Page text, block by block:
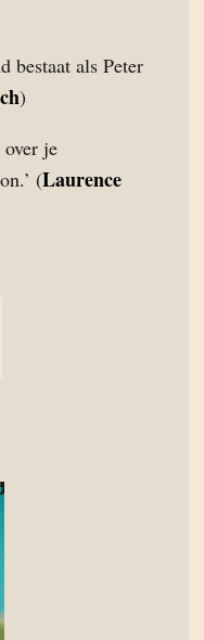
bestaat als Peter
)
je
(Laurence